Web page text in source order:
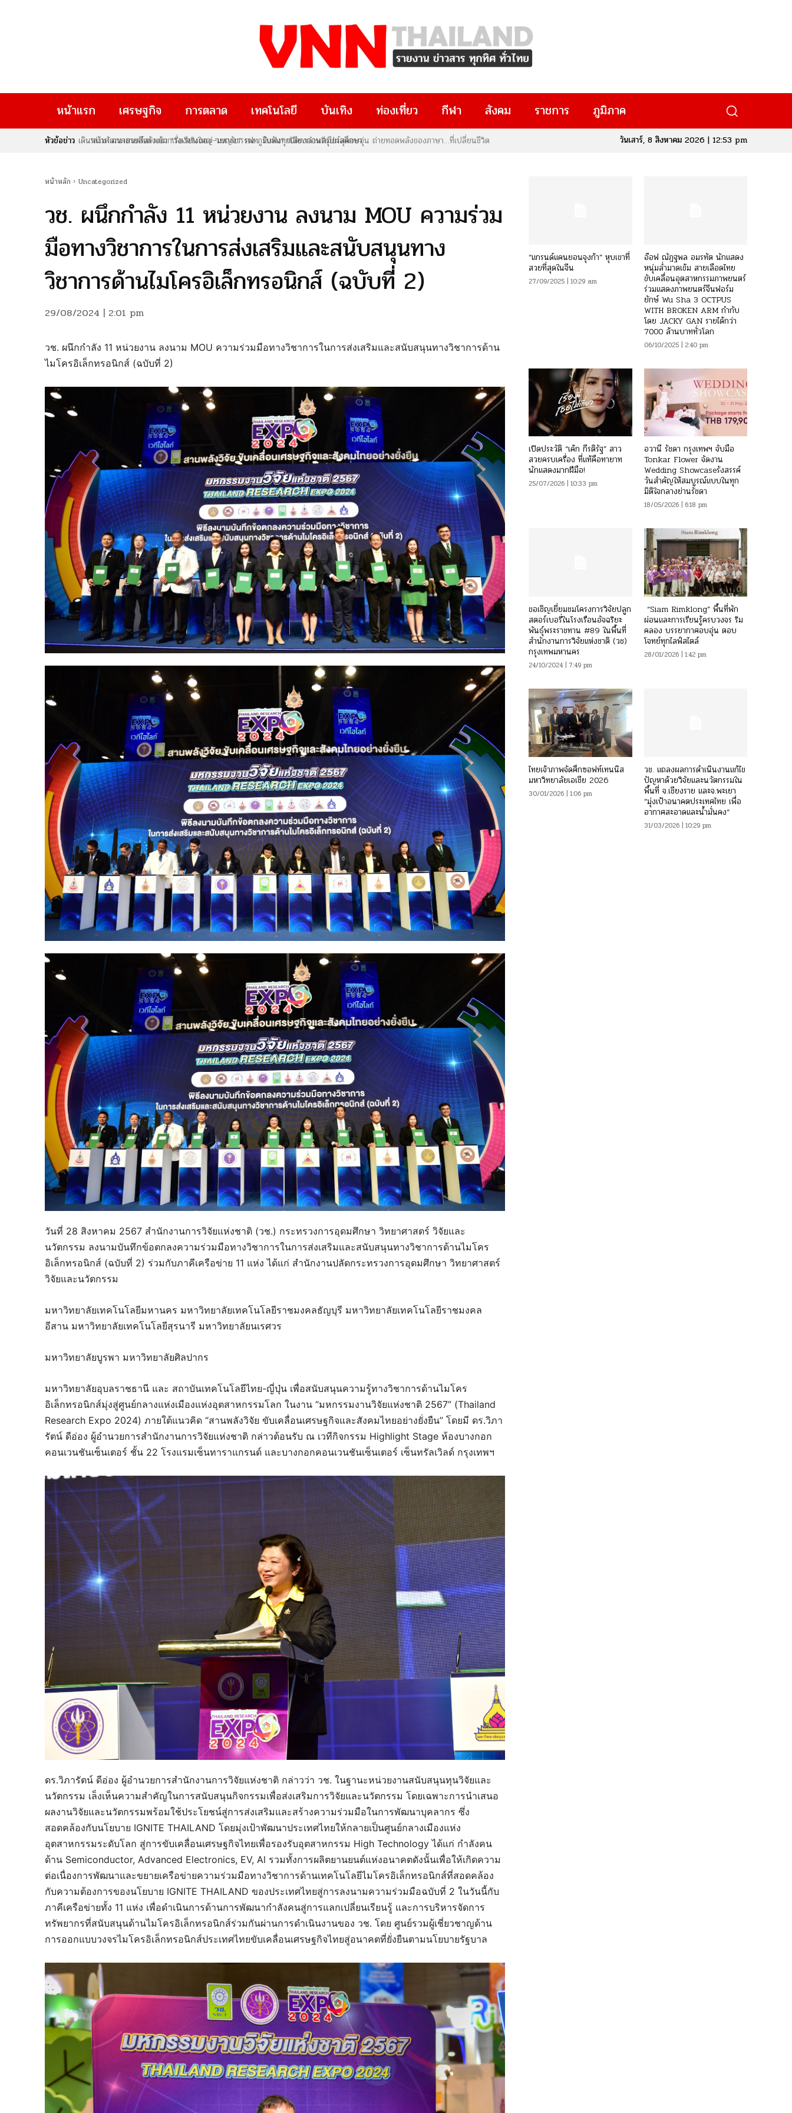
หน้าแรก เศรษฐกิจ การตลาด เทคโนโลยี บันเทิง ท่องเที่ยว กีฬา สังคม ราชการ ภูมิภาค
หัวข้อข่าว
“ล่าม” ภาพยนตร์สร้างจากเรื่องจริงของ “เบญจวรรณ ภูมิแสน” เปิดกาล่าพรีเมียร์สุดอบอุ่น ถ่ายทอดพลังของภาษา…ที่เปลี่ยนชีวิต
วันเสาร์, 8 สิงหาคม 2026 | 12:53 pm
หน้าหลัก Uncategorized
วช. ผนึกกำลัง 11 หน่วยงาน ลงนาม MOU ความร่วม
มือทางวิชาการในการส่งเสริมและสนับสนุนทาง
วิชาการด้านไมโครอิเล็กทรอนิกส์ (ฉบับที่ 2)
29/08/2024 | 2:01 pm
วช. ผนึกกำลัง 11 หน่วยงาน ลงนาม MOU ความร่วมมือทางวิชาการในการส่งเสริมและสนับสนุนทางวิชาการด้าน
ไมโครอิเล็กทรอนิกส์ (ฉบับที่ 2)
วันที่ 28 สิงหาคม 2567 สำนักงานการวิจัยแห่งชาติ (วช.) กระทรวงการอุดมศึกษา วิทยาศาสตร์ วิจัยและ
นวัตกรรม ลงนามบันทึกข้อตกลงความร่วมมือทางวิชาการในการส่งเสริมและสนับสนุนทางวิชาการด้านไมโคร
อิเล็กทรอนิกส์ (ฉบับที่ 2) ร่วมกับภาคีเครือข่าย 11 แห่ง ได้แก่ สำนักงานปลัดกระทรวงการอุดมศึกษา วิทยาศาสตร์
วิจัยและนวัตกรรม
มหาวิทยาลัยเทคโนโลยีมหานคร มหาวิทยาลัยเทคโนโลยีราชมงคลธัญบุรี มหาวิทยาลัยเทคโนโลยีราชมงคล
อีสาน มหาวิทยาลัยเทคโนโลยีสุรนารี มหาวิทยาลัยนเรศวร
มหาวิทยาลัยบูรพา มหาวิทยาลัยศิลปากร
มหาวิทยาลัยอุบลราชธานี และ สถาบันเทคโนโลยีไทย-ญี่ปุ่น เพื่อสนับสนุนความรู้ทางวิชาการด้านไมโคร
อิเล็กทรอนิกส์มุ่งสู่ศูนย์กลางแห่งเมืองแห่งอุตสาหกรรมโลก ในงาน “มหกรรมงานวิจัยแห่งชาติ 2567” (Thailand
Research Expo 2024) ภายใต้แนวคิด “สานพลังวิจัย ขับเคลื่อนเศรษฐกิจและสังคมไทยอย่างยั่งยืน” โดยมี ดร.วิภา
รัตน์ ดีอ่อง ผู้อำนวยการสำนักงานการวิจัยแห่งชาติ กล่าวต้อนรับ ณ เวทีกิจกรรม Highlight Stage ห้องบางกอก
คอนเวนชันเซ็นเตอร์ ชั้น 22 โรงแรมเซ็นทาราแกรนด์ และบางกอกคอนเวนชันเซ็นเตอร์ เซ็นทรัลเวิลด์ กรุงเทพฯ
ดร.วิภารัตน์ ดีอ่อง ผู้อำนวยการสำนักงานการวิจัยแห่งชาติ กล่าวว่า วช. ในฐานะหน่วยงานสนับสนุนทุนวิจัยและ
นวัตกรรม เล็งเห็นความสำคัญในการสนับสนุนกิจกรรมเพื่อส่งเสริมการวิจัยและนวัตกรรม โดยเฉพาะการนำเสนอ
ผลงานวิจัยและนวัตกรรมพร้อมใช้ประโยชน์สู่การส่งเสริมและสร้างความร่วมมือในการพัฒนาบุคลากร ซึ่ง
สอดคล้องกับนโยบาย IGNITE THAILAND โดยมุ่งเป้าพัฒนาประเทศไทยให้กลายเป็นศูนย์กลางเมืองแห่ง
อุตสาหกรรมระดับโลก สู่การขับเคลื่อนเศรษฐกิจไทยเพื่อรองรับอุตสาหกรรม High Technology ได้แก่ กำลังคน
ด้าน Semiconductor, Advanced Electronics, EV, Al รวมทั้งการผลิตยานยนต์แห่งอนาคตดังนั้นเพื่อให้เกิดความ
ต่อเนื่องการพัฒนาและขยายเครือข่ายความร่วมมือทางวิชาการด้านเทคโนโลยีไมโครอิเล็กทรอนิกส์ที่สอดคล้อง
กับความต้องการของนโยบาย IGNITE THAILAND ของประเทศไทยสู่การลงนามความร่วมมือฉบับที่ 2 ในวันนี้กับ
ภาคีเครือข่ายทั้ง 11 แห่ง เพื่อดำเนินการด้านการพัฒนากำลังคนสู่การแลกเปลี่ยนเรียนรู้ และการบริหารจัดการ
ทรัพยากรที่สนับสนุนด้านไมโครอิเล็กทรอนิกส์ร่วมกันผ่านการดำเนินงานของ วช. โดย ศูนย์รวมผู้เชี่ยวชาญด้าน
การออกแบบวงจรไมโครอิเล็กทรอนิกส์ประเทศไทยขับเคลื่อนเศรษฐกิจไทยสู่อนาคตที่ยั่งยืนตามนโยบายรัฐบาล
“แกรนด์แคนยอนจุงก้า” หุบเขาที่
สวยที่สุดในจีน
27/09/2025 | 10:29 am
อ๊อฟ ณัฏฐพล อมรทัต นักแสดง
หนุ่มล่ำมาดเข้ม สายเลือดไทย
ขับเคลื่อนอุตสาหกรรมภาพยนตร์
ร่วมแสดงภาพยนตร์จีนฟอร์ม
ยักษ์ Wu Sha 3 OCTPUS
WITH BROKEN ARM กำกับ
โดย JACKY GAN รายได้กว่า
7000 ล้านบาททั่วโลก
06/10/2025 | 2:40 pm
เปิดประวัติ “เค้ก กีรติรัฐ” สาว
สวยครบเครื่อง ที่แท้คือทายาท
นักแสดงมากฝีมือ!
25/07/2026 | 10:33 pm
อวานี รัชดา กรุงเทพฯ จับมือ
Tonkar Flower จัดงาน
Wedding Showcaseรังสรรค์
วันสำคัญให้สมบูรณ์แบบในทุก
มิติใจกลางย่านรัชดา
18/05/2026 | 6:18 pm
ขอเชิญเยี่ยมชมโครงการวิจัยปลูก
สตอร์เบอรี่ในโรงเรือนอัจฉริยะ
พันธุ์พระราชทาน #89 ในพื้นที่
สำนักงานการวิจัยแห่งชาติ (วช)
กรุงเทพมหานคร
24/10/2024 | 7:49 pm
“Siam Rimklong” พื้นที่พัก
ผ่อนและการเรียนรู้ครบวงจร ริม
คลอง บรรยากาศอบอุ่น ตอบ
โจทย์ทุกไลฟ์สไตล์
28/01/2026 | 1:42 pm
ไทยเจ้าภาพจัดศึกซอฟท์เทนนิส
มหาวิทยาลัยเอเชีย 2026
30/01/2026 | 1:06 pm
วช. แถลงผลการดำเนินงานแก้ไข
ปัญหาด้วยวิจัยและนวัตกรรมใน
พื้นที่ จ.เชียงราย และจ.พะเยา
“มุ่งเป้าอนาคตประเทศไทย เพื่อ
อากาศสะอาดและน้ำมั่นคง“
31/03/2026 | 10:29 pm